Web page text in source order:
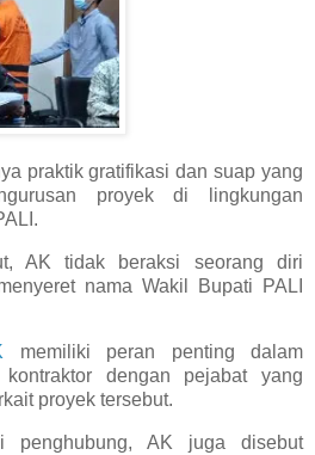
praktik gratifikasi dan suap yang
proyek di lingkungan
AK tidak beraksi seorang diri
nama Wakil Bupati PALI
memiliki peran penting dalam
kontraktor dengan pejabat yang
proyek tersebut.
penghubung, AK juga disebut